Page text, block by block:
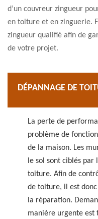
d’un couvreur zingueur
en toiture et en zinguerie.
zingueur qualifié afin de
de votre projet.
DÉPANNAGE DE
La perte de
problème de
de la maison. Les
le sol sont ciblés
toiture. Afin de
de toiture, il est
la réparation.
manière urgente est